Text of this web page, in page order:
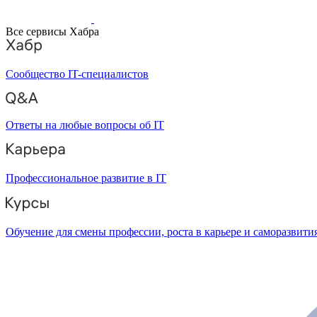
Все сервисы Хабра
Сообщество IT-специалистов
Ответы на любые вопросы об IT
Профессиональное развитие в IT
Обучение для смены профессии, роста в карьере и